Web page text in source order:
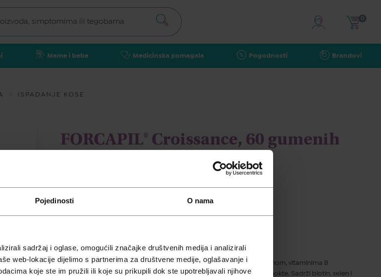
Pojedinosti O nama
sadržaj i oglase, omogućili značajke društvenih medija i analizirali
web-lokacije dijelimo s partnerima za društvene medije, oglašavanje i
koje ste im pružili ili koje su prikupili dok ste upotrebljavali njihove
Mame i bebe Medicinska pomagala Pogodnosti Brandovi
0
ISPADANJE KOSE
FORCAPIL® Croissance, 60 gumenih
25,90 €
FORCAPIL® Croissance, gumeni bomboni su dodatak prehrani s biotinom, vitaminima B
skupine i C, preslicom, folnom kiselinom, cinkom i selenom za kosu i nokte. Sadrži biotin, selen i